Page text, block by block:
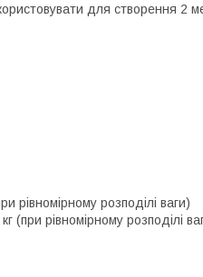
для створення 2
розподілі ваги)
рівномірному розподілі